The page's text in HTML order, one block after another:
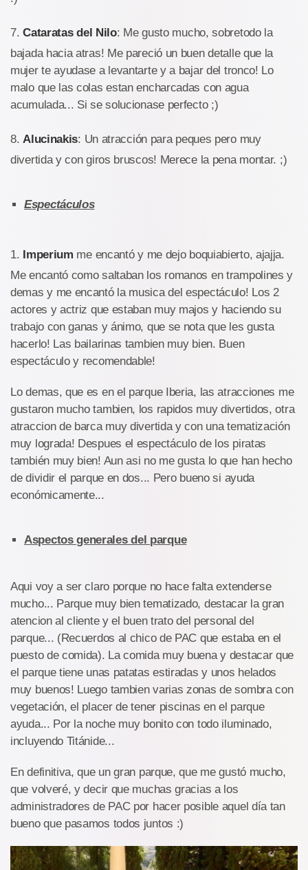
7.Cataratas del Nilo: Me gusto mucho, sobretodo la
bajada hacia atras! Me pareció un buen detalle que la
mujer te ayudase a levantarte y a bajar del tronco! Lo
malo que las colas estan encharcadas con agua
acumulada... Si se solucionase perfecto ;)
8.Alucinakis: Un atracción para peques pero muy
divertida y con giros bruscos! Merece la pena montar. ;)
Espectáculos
1. Imperium me encantó y me dejo boquiabierto, ajajja.
Me encantó como saltaban los romanos en trampolines y
demas y me encantó la musica del espectáculo! Los 2
actores y actriz que estaban muy majos y haciendo su
trabajo con ganas y ánimo, que se nota que les gusta
hacerlo! Las bailarinas tambien muy bien. Buen
espectáculo y recomendable!
Lo demas, que es en el parque Iberia, las atracciones me
gustaron mucho tambien, los rapidos muy divertidos, otra
atraccion de barca muy divertida y con una tematización
muy lograda! Despues el espectáculo de los piratas
también muy bien! Aun asi no me gusta lo que han hecho
de dividir el parque en dos... Pero bueno si ayuda
económicamente...
Aspectos generales del parque
Aqui voy a ser claro porque no hace falta extenderse
mucho... Parque muy bien tematizado, destacar la gran
atencion al cliente y el buen trato del personal del
parque... (Recuerdos al chico de PAC que estaba en el
puesto de comida). La comida muy buena y destacar que
el parque tiene unas patatas estiradas y unos helados
muy buenos! Luego tambien varias zonas de sombra con
vegetación, el placer de tener piscinas en el parque
ayuda... Por la noche muy bonito con todo iluminado,
incluyendo Titánide...
En definitiva, que un gran parque, que me gustó mucho,
que volveré, y decir que muchas gracias a los
administradores de PAC por hacer posible aquel día tan
bueno que pasamos todos juntos :)